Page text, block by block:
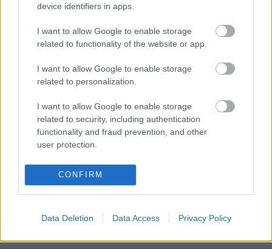
device identifiers in apps.
I want to allow Google to enable storage
related to functionality of the website or app.
I want to allow Google to enable storage
related to personalization.
I want to allow Google to enable storage
related to security, including authentication
functionality and fraud prevention, and other
user protection.
CONFIRM
Data Deletion Data Access Privacy Policy
Konzolelőzetes: STAR WARS THE
FORCE UNLEASHED
Linkovic Csumoszky•2008. január 28.
George Lucas játékcége a 90-es évek legkreatívabb
(de elsősorban a point 'n click-ben) játéktörténelmi
eseményeket produkáltak. Az új évezred azonban
radikális koncepcióváltást hozott, s a LucasArts a
Star Wars játékok…
Konzolelőzetes: ALONE IN THE DARK 5